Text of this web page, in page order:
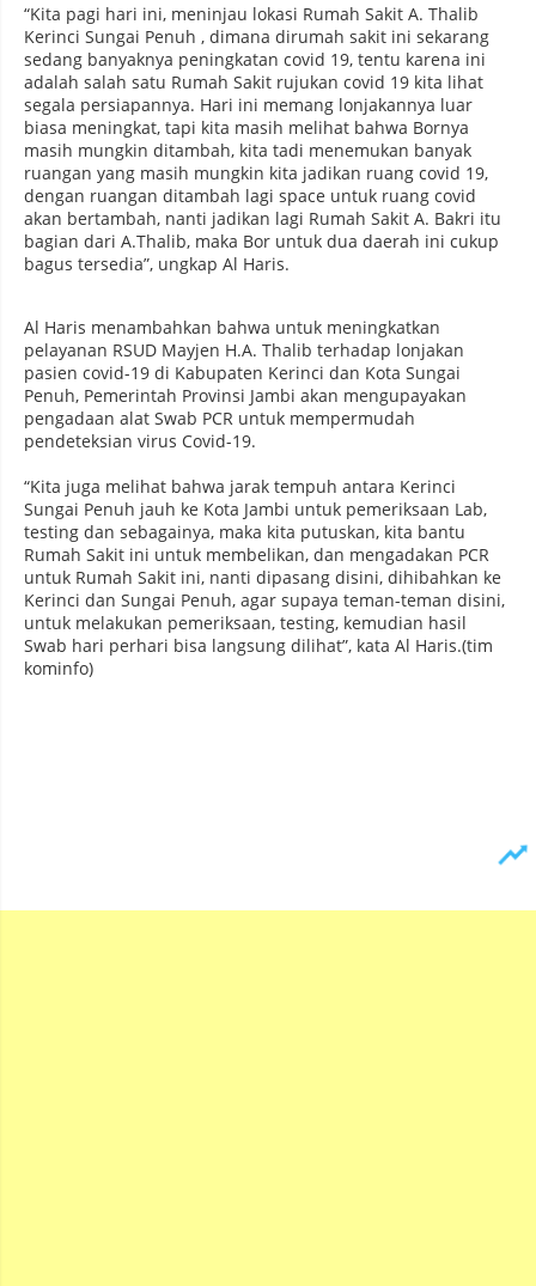
“Kita pagi hari ini, meninjau lokasi Rumah Sakit A. Thalib
Kerinci Sungai Penuh , dimana dirumah sakit ini sekarang
sedang banyaknya peningkatan covid 19, tentu karena ini
adalah salah satu Rumah Sakit rujukan covid 19 kita lihat
segala persiapannya. Hari ini memang lonjakannya luar
biasa meningkat, tapi kita masih melihat bahwa Bornya
masih mungkin ditambah, kita tadi menemukan banyak
ruangan yang masih mungkin kita jadikan ruang covid 19,
dengan ruangan ditambah lagi space untuk ruang covid
akan bertambah, nanti jadikan lagi Rumah Sakit A. Bakri itu
bagian dari A.Thalib, maka Bor untuk dua daerah ini cukup
bagus tersedia”, ungkap Al Haris.
Al Haris menambahkan bahwa untuk meningkatkan
pelayanan RSUD Mayjen H.A. Thalib terhadap lonjakan
pasien covid-19 di Kabupaten Kerinci dan Kota Sungai
Penuh, Pemerintah Provinsi Jambi akan mengupayakan
pengadaan alat Swab PCR untuk mempermudah
pendeteksian virus Covid-19.
“Kita juga melihat bahwa jarak tempuh antara Kerinci
Sungai Penuh jauh ke Kota Jambi untuk pemeriksaan Lab,
testing dan sebagainya, maka kita putuskan, kita bantu
Rumah Sakit ini untuk membelikan, dan mengadakan PCR
untuk Rumah Sakit ini, nanti dipasang disini, dihibahkan ke
Kerinci dan Sungai Penuh, agar supaya teman-teman disini,
untuk melakukan pemeriksaan, testing, kemudian hasil
Swab hari perhari bisa langsung dilihat”, kata Al Haris.(tim
kominfo)